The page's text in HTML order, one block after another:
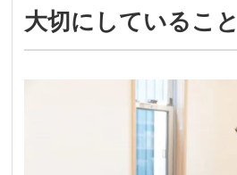
大切にしていること